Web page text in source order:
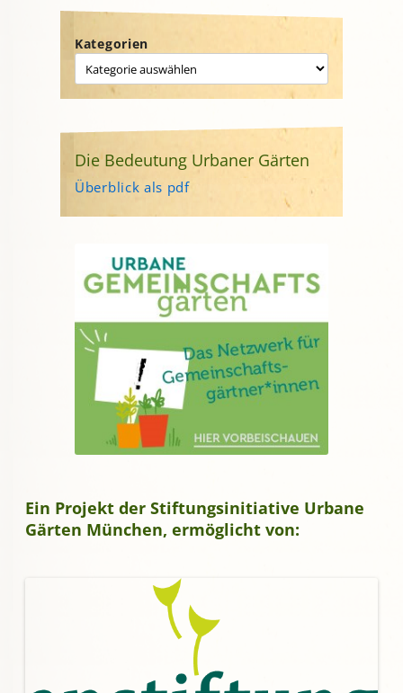
Kategorien
Die Bedeutung Urbaner Gärten
Überblick als pdf
Ein Projekt der Stiftungsinitiative Urbane
Gärten München, ermöglicht von: